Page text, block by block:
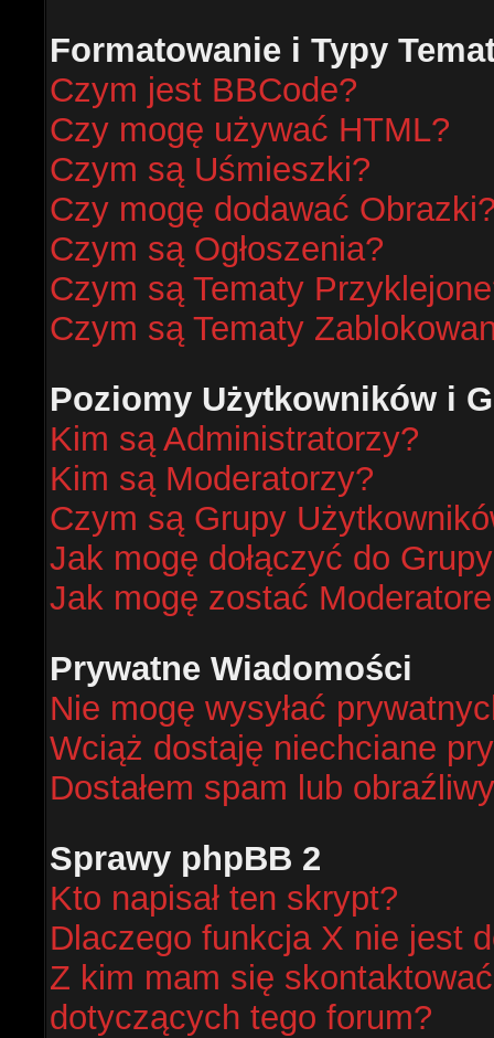
Formatowanie i Typy
Czym jest BBCode?
Czy mogę używać HTML?
Czym są Uśmieszki?
Czy mogę dodawać
Czym są Ogłoszenia?
Czym są Tematy
Czym są Tematy
Poziomy Użytkowników i
Kim są Administratorzy?
Kim są Moderatorzy?
Czym są Grupy
Jak mogę dołączyć do
Jak mogę zostać
Prywatne Wiadomości
Nie mogę wysyłać
Wciąż dostaję niechciane
Dostałem spam lub
Sprawy phpBB 2
Kto napisał ten skrypt?
Dlaczego funkcja X nie jest
Z kim mam się
dotyczących tego forum?